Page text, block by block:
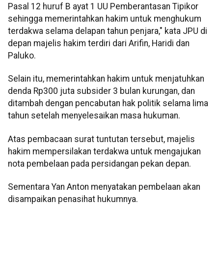
Pasal 12 huruf B ayat 1 UU Pemberantasan Tipikor
sehingga memerintahkan hakim untuk menghukum
terdakwa selama delapan tahun penjara," kata JPU di
depan majelis hakim terdiri dari Arifin, Haridi dan
Paluko.
Selain itu, memerintahkan hakim untuk menjatuhkan
denda Rp300 juta subsider 3 bulan kurungan, dan
ditambah dengan pencabutan hak politik selama lima
tahun setelah menyelesaikan masa hukuman.
Atas pembacaan surat tuntutan tersebut, majelis
hakim mempersilakan terdakwa untuk mengajukan
nota pembelaan pada persidangan pekan depan.
Sementara Yan Anton menyatakan pembelaan akan
disampaikan penasihat hukumnya.